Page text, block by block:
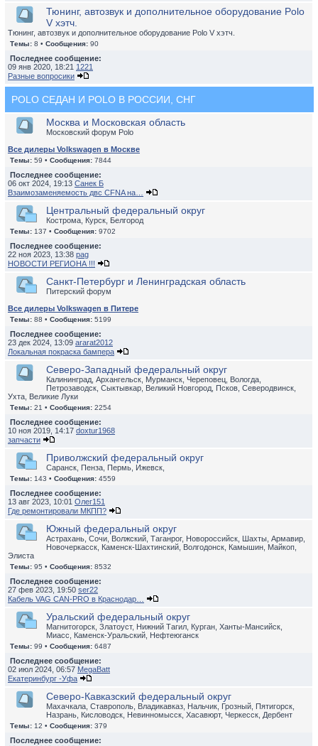
Тюнинг, автозвук и дополнительное оборудование Polo
V хэтч.
Тюнинг, автозвук и дополнительное оборудование Polo V хэтч.
Темы: 8 • Сообщения: 90
Последнее сообщение:
09 янв 2020, 18:21 1221
Разные вопросики
POLO СЕДАН И POLO В РОССИИ, СНГ
Москва и Московская область
Московский форум Polo
Все дилеры Volkswagen в Москве
Темы: 59 • Сообщения: 7844
Последнее сообщение:
06 окт 2024, 19:13 Санек Б
Взаимозаменяемость двс CFNA на…
Центральный федеральный округ
Кострома, Курск, Белгород
Темы: 137 • Сообщения: 9702
Последнее сообщение:
22 ноя 2023, 13:38 pag
НОВОСТИ РЕГИОНА !!!
Санкт-Петербург и Ленинградская область
Питерский форум
Все дилеры Volkswagen в Питере
Темы: 88 • Сообщения: 5199
Последнее сообщение:
23 дек 2024, 13:09 ararat2012
Локальная покраска бампера
Северо-Западный федеральный округ
Калининград, Архангельск, Мурманск, Череповец, Вологда,
Петрозаводск, Сыктывкар, Великий Новгород, Псков, Северодвинск,
Ухта, Великие Луки
Темы: 21 • Сообщения: 2254
Последнее сообщение:
10 ноя 2019, 14:17 doxtur1968
запчасти
Приволжский федеральный округ
Саранск, Пенза, Пермь, Ижевск,
Темы: 143 • Сообщения: 4559
Последнее сообщение:
13 авг 2023, 10:01 Олег151
Где ремонтировали МКПП?
Южный федеральный округ
Астрахань, Сочи, Волжский, Таганрог, Новороссийск, Шахты, Армавир,
Новочеркасск, Каменск-Шахтинский, Волгодонск, Камышин, Майкоп,
Элиста
Темы: 95 • Сообщения: 8532
Последнее сообщение:
27 фев 2023, 19:50 ser22
Кабель VAG CAN-PRO в Краснодар…
Уральский федеральный округ
Магнитогорск, Златоуст, Нижний Тагил, Курган, Ханты-Мансийск,
Миасс, Каменск-Уральский, Нефтеюганск
Темы: 99 • Сообщения: 6487
Последнее сообщение:
02 июл 2024, 06:57 MegaBatt
Екатеринбург -Уфа
Северо-Кавказский федеральный округ
Махачкала, Ставрополь, Владикавказ, Нальчик, Грозный, Пятигорск,
Назрань, Кисловодск, Невинномысск, Хасавюрт, Черкесск, Дербент
Темы: 12 • Сообщения: 379
Последнее сообщение: